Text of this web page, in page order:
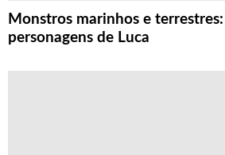
Monstros marinhos e
personagens de Luca